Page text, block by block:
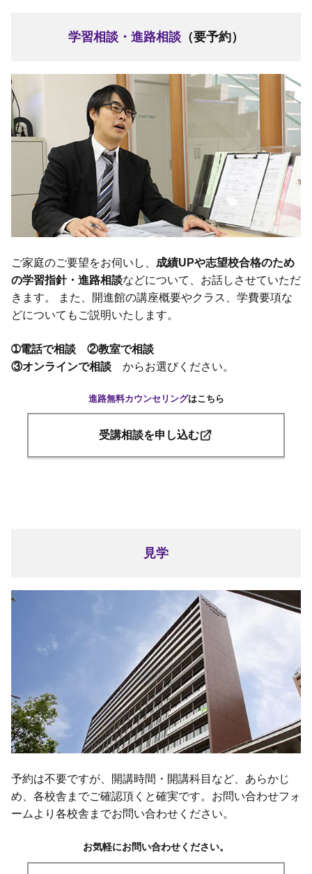
学習相談・進路相談 （要予約）
ご家庭のご要望をお伺いし、 成績UPや志望校合格のため
の学習指針・進路相談などについて、お話しさせていただ
きます。 また、開進館の講座概要やクラス、学費要項な
どについてもご説明いたします。
➀電話で相談 ②教室で相談
③オンラインで相談 からお選びください。
進路無料カウンセリングはこちら
受講相談を申し込む
見学
予約は不要ですが、開講時間・開講科目など、あらかじ
め、各校舎までご確認頂くと確実です。お問い合わせフォ
ームより各校舎までお問い合わせください。
お気軽にお問い合わせください。